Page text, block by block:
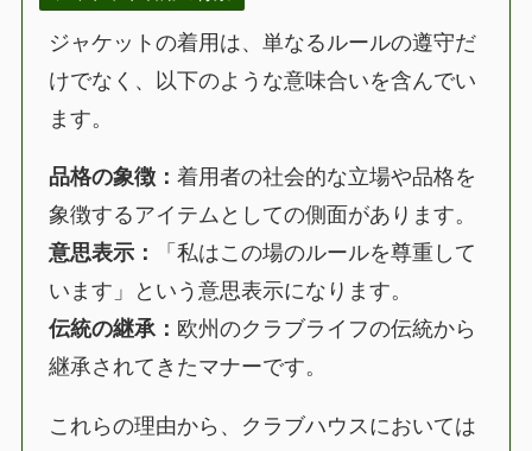
ジャケットの着用は、単なるルールの遵守だ
けでなく、以下のような意味合いを含んでい
ます。
品格の象徴：着用者の社会的な立場や品格を
象徴するアイテムとしての側面があります。
意思表示：
「私はこの場のルールを尊重して
います」という意思表示になります。
伝統の継承： 欧州のクラブライフの伝統から
継承されてきたマナーです。
これらの理由から、クラブハウスにおいては